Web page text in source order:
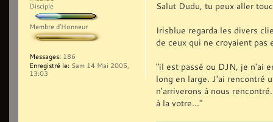
Salut Dudu, tu peux aller
Irisblue regarda les divers
de ceux qui ne croyaient pas
"il est passé ou DJN, je n'ai
long en large. J'ai rencontré
n'arriverons à nous
à la votre..."
Disciple
Membre d'Honneur
Messages: 186
Enregistré le: Sam 14 Mai 2005,
13:03